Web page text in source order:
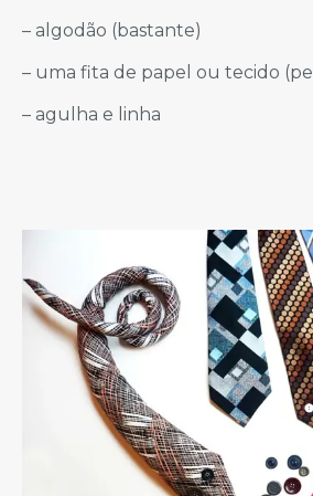
– algodão (bastante)
– uma fita de papel ou tecido
– agulha e linha